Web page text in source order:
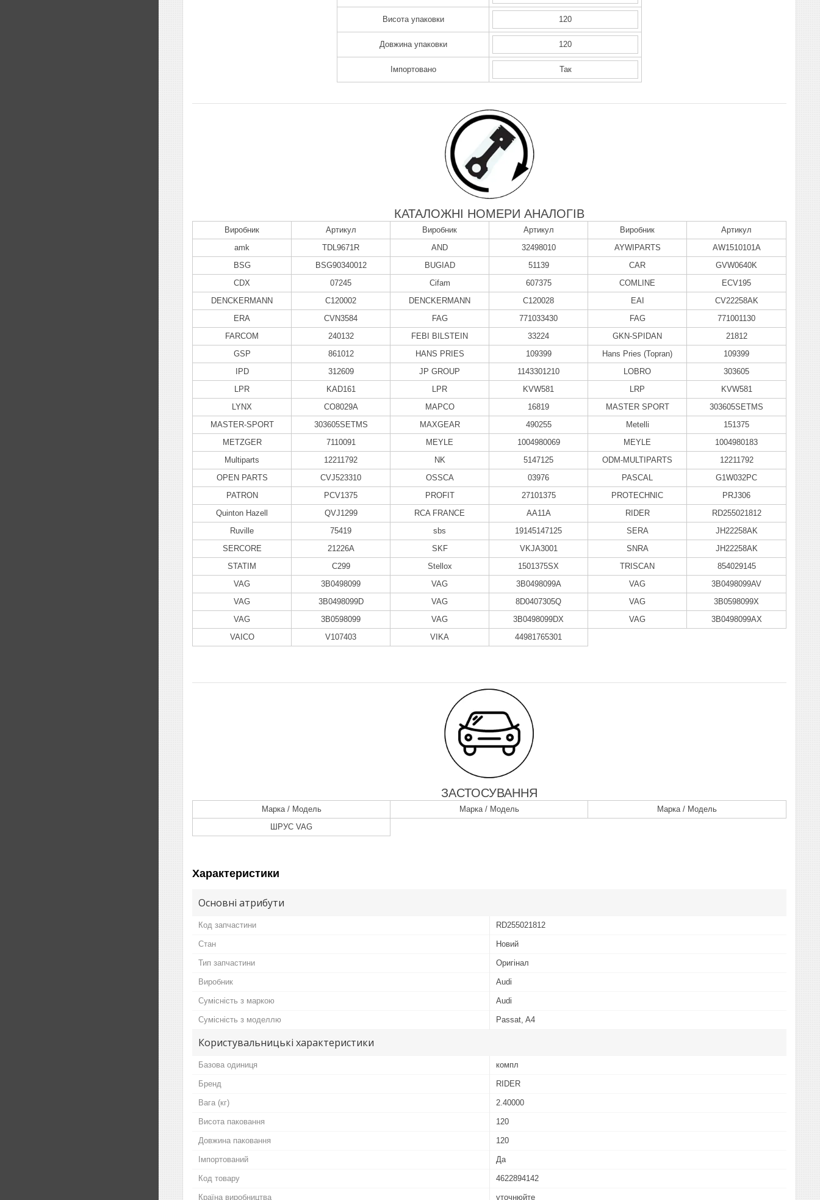
Висота упаковки 120
Довжина упаковки 120
Імпортовано Так
КАТАЛОЖНІ НОМЕРИ АНАЛОГІВ
Виробник Артикул Виробник Артикул Виробник
Артикул
amk
TDL9671R AND 32498010 AYWIPARTS
AW1510101A
BSG
BSG90340012 BUGIAD 51139 CAR
GVW0640K
CDX
07245 Cifam 607375 COMLINE
ECV195
DENCKERMANN
C120002 DENCKERMANN C120028 EAI
CV22258AK
ERA
CVN3584 FAG 771033430 FAG
771001130
FARCOM
240132 FEBI BILSTEIN 33224 GKN-SPIDAN
21812
GSP
861012 HANS PRIES 109399 Hans Pries (Topran)
109399
IPD
312609 JP GROUP 1143301210 LOBRO
303605
LPR
KAD161 LPR KVW581 LRP
KVW581
LYNX
CO8029A MAPCO 16819 MASTER SPORT
303605SETMS
MASTER-SPORT
303605SETMS MAXGEAR 490255 Metelli
151375
METZGER
7110091 MEYLE 1004980069 MEYLE
1004980183
Multiparts
12211792 NK 5147125 ODM-MULTIPARTS
12211792
OPEN PARTS
CVJ523310 OSSCA 03976 PASCAL
G1W032PC
PATRON
PCV1375 PROFIT 27101375 PROTECHNIC
PRJ306
Quinton Hazell
QVJ1299 RCA FRANCE AA11A RIDER
RD255021812
Ruville
75419 sbs 19145147125 SERA
JH22258AK
SERCORE
21226A SKF VKJA3001 SNRA
JH22258AK
STATIM
C299 Stellox 1501375SX TRISCAN
854029145
VAG
3B0498099 VAG 3B0498099A VAG
3B0498099AV
VAG
3B0498099D VAG 8D0407305Q VAG
3B0598099X
VAG
3B0598099 VAG 3B0498099DX VAG
3B0498099AX
VAICO
V107403 VIKA 44981765301
ЗАСТОСУВАННЯ
Марка / Модель Марка / Модель
Марка / Модель
ШРУС VAG
Характеристики
Основні атрибути
Код запчастини RD255021812
Стан Новий
Тип запчастини Оригінал
Виробник Audi
Сумісність з маркою Audi
Сумісність з моделлю Passat, A4
Користувальницькі характеристики
Базова одиниця компл
Бренд RIDER
Вага (кг) 2.40000
Висота паковання 120
Довжина паковання 120
Імпортований Да
Код товару 4622894142
Країна виробництва уточнюйте